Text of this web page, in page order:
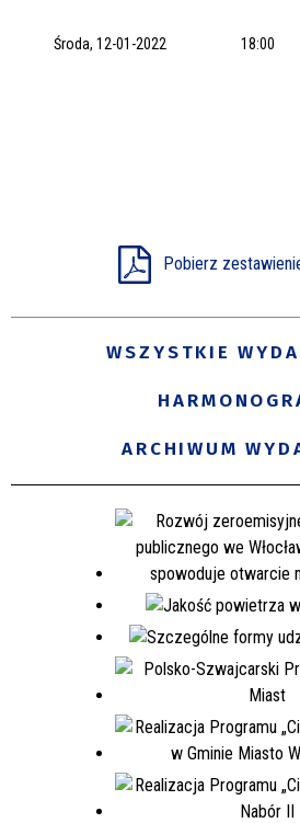
Środa, 12-01-2022 18:00
Pobierz
WSZYSTKIE
ARCHIWUM